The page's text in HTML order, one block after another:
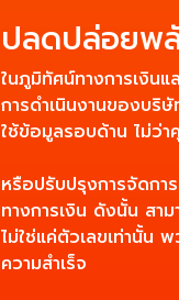
ปลดปล่อยพ
ในภูมิทัศน์ทางการเงิน
การดำเนินงานของบริ
ใช้ข้อมูลรอบด้าน ไม่ว่า
หรือปรับปรุงการจัดกา
ทางการเงิน ดังนั้น สา
ไม่ใช่แค่ตัวเลขเท่านั้น
ความสำเร็จ